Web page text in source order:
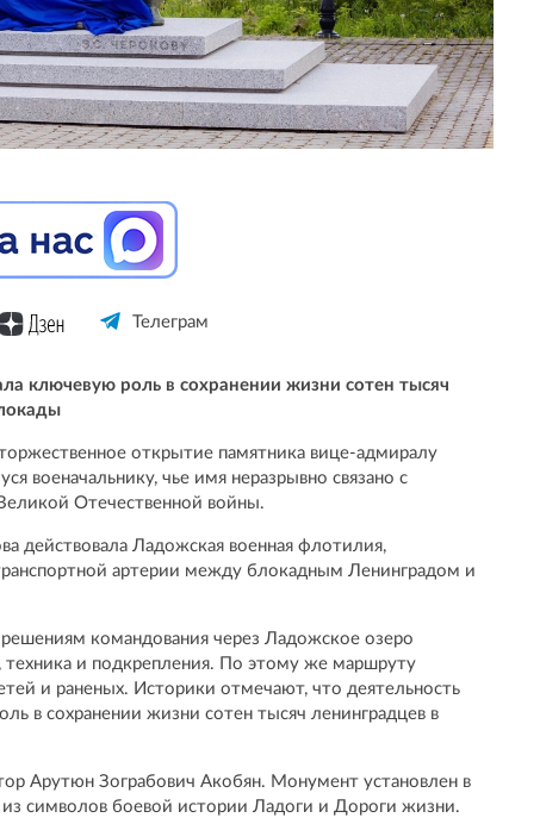
Телеграм
ключевую роль в сохранении жизни сотен тысяч
открытие памятника вице-адмиралу
военачальнику, чье имя неразрывно связано с
Отечественной войны.
действовала Ладожская военная флотилия,
артерии между блокадным Ленинградом и
командования через Ладожское озеро
техника и подкрепления. По этому же маршруту
и раненых. Историки отмечают, что деятельность
в сохранении жизни сотен тысяч ленинградцев в
Арутюн Зограбович Акобян. Монумент установлен в
символов боевой истории Ладоги и Дороги жизни.